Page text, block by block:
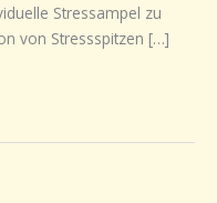
Stressampel zu
von Stressspitzen […]